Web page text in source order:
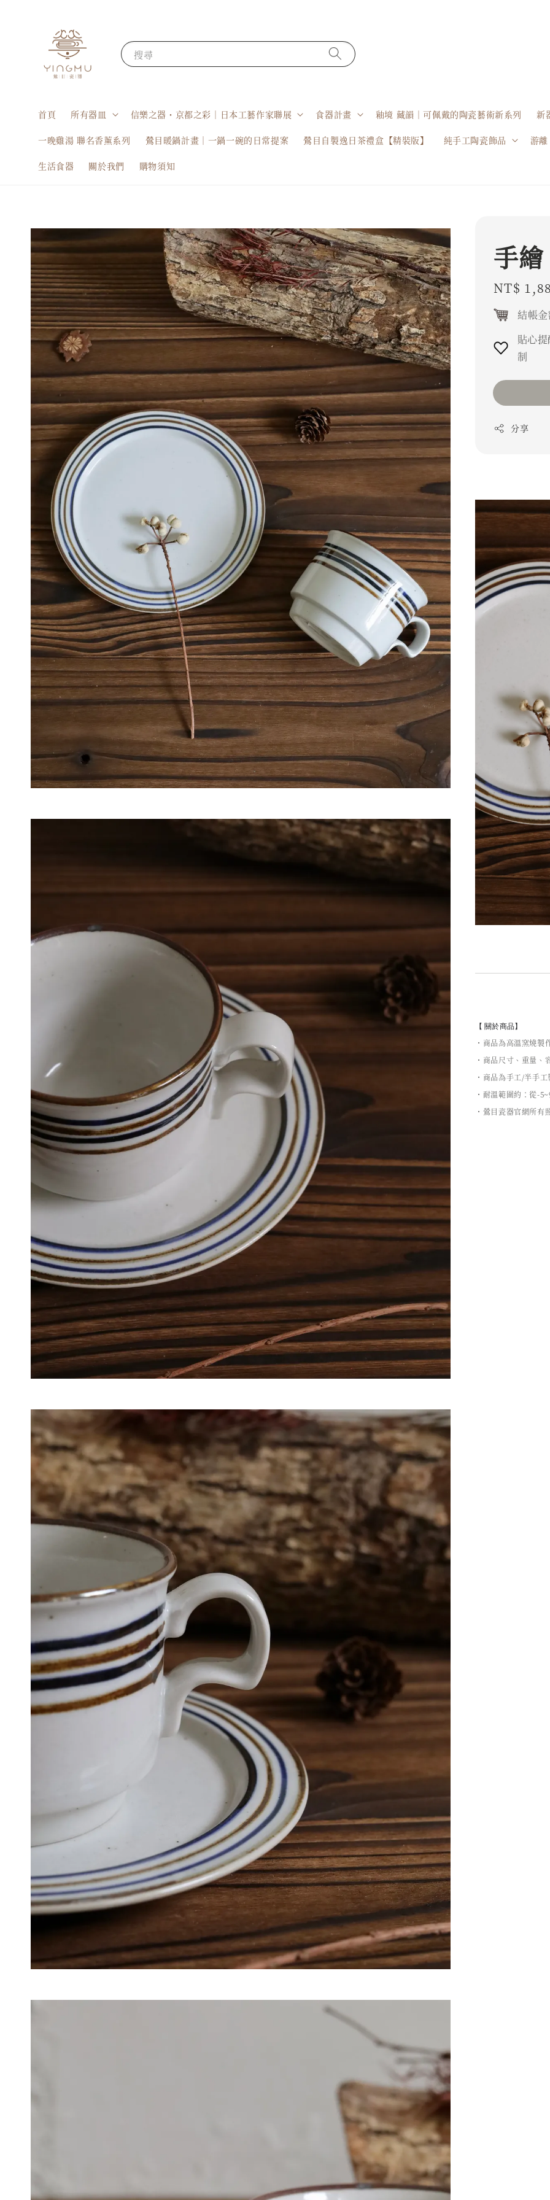
搜尋
首頁 所有器皿 信樂之器・京都之彩｜日本工藝作家聯展 食器計畫 釉境 藏韻｜可佩戴的陶瓷藝術新系列 新
一晚雞湯 聯名香薰系列 鶯目暖鍋計畫｜一鍋一碗的日常提案 鶯目自製逸日茶禮盒【精裝版】 純手工陶瓷飾品 游
生活食器 關於我們 購物須知
手
Regular
price
NT$
結帳
貼心
制
分享
【 關於商品】
・商品為高溫窯燒製
・商品尺寸、重量
・商品為手工/半手
・耐溫範圍約：從-
・鶯目瓷器官網所有